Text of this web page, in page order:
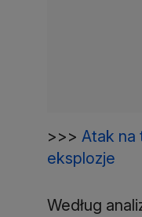
>>> Atak na
eksplozje
Według